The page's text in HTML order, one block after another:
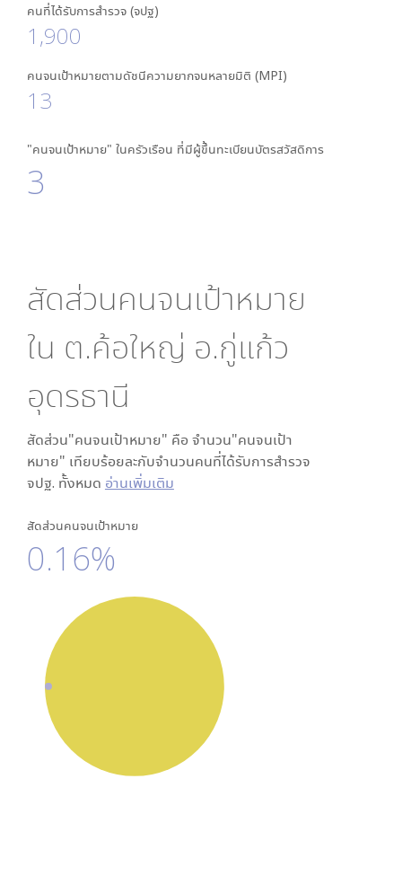
คนที่ได้รับการสำรวจ (จปฐ)
1,900
คนจนเป้าหมายตามดัชนีความยากจนหลายมิติ (MPI)
13
"คนจนเป้าหมาย" ในครัวเรือน ที่มีผู้ขึ้นทะเบียนบัตรสวัสดิการ
3
สัดส่วนคนจนเป้าหมาย
ใน ต.ค้อใหญ่ อ.กู่แก้ว
อุดรธานี
สัดส่วน"คนจนเป้าหมาย" คือ จำนวน"คนจนเป้า
หมาย" เทียบร้อยละกับจำนวนคนที่ได้รับการสำรวจ
จปฐ. ทั้งหมด อ่านเพิ่มเติม
สัดส่วนคนจนเป้าหมาย
0.16%